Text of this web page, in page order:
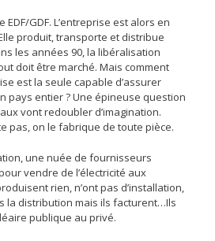
EDF/GDF. L’entreprise est alors en
produit, transporte et distribue
les années 90, la libéralisation
doit être marché. Mais comment
est la seule capable d’assurer
pays entier ? Une épineuse question
vont redoubler d’imagination.
pas, on le fabrique de toute pièce.
une nuée de fournisseurs
vendre de l’électricité aux
rien, n’ont pas d’installation,
la distribution mais ils facturent…Ils
publique au privé.